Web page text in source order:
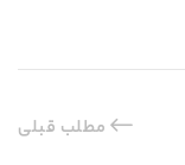
مطلب قبلی